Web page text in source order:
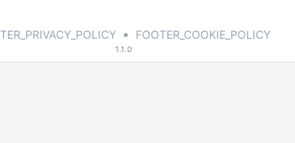
• FOOTER_COOKIE_POLICY
1.1.0